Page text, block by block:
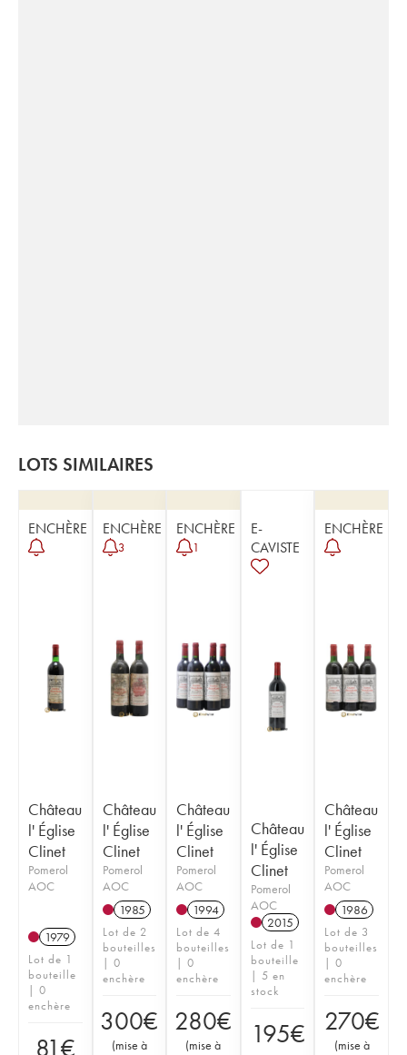
LOTS SIMILAIRES
ENCHÈRE
Château
l' Église
Clinet
Pomerol
AOC
1979
Lot de 1
bouteille
| 0
enchère
81€
ENCHÈRE
3
Château
l' Église
Clinet
Pomerol
AOC
1985
Lot de 2
bouteilles
| 0
enchère
300€
(mise à
ENCHÈRE
1
Château
l' Église
Clinet
Pomerol
AOC
1994
Lot de 4
bouteilles
| 0
enchère
280€
(mise à
E-
CAVISTE
Château
l' Église
Clinet
Pomerol
AOC
2015
Lot de 1
bouteille
| 5 en
stock
195€
ENCHÈRE
Château
l' Église
Clinet
Pomerol
AOC
1986
Lot de 3
bouteilles
| 0
enchère
270€
(mise à